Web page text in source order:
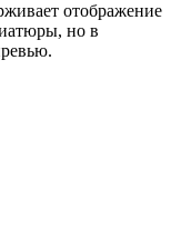
отображение
но в